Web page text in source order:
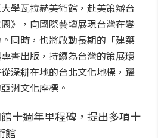
學瓦拉赫美術館，赴美策辦台
》，向國際藝壇展現台灣在變
同時，也將啟動長期的「建築
書出版，持續為台灣的策展環
深耕在地的台北文化地標，躍
洲文化座標。